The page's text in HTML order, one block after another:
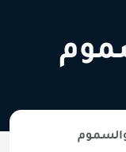
والسموم